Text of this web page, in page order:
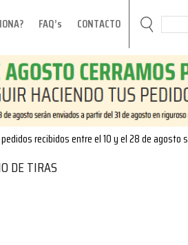
FAQ’s CONTACTO
recibidos entre el 10 y el 28 de agosto
DE TIRAS